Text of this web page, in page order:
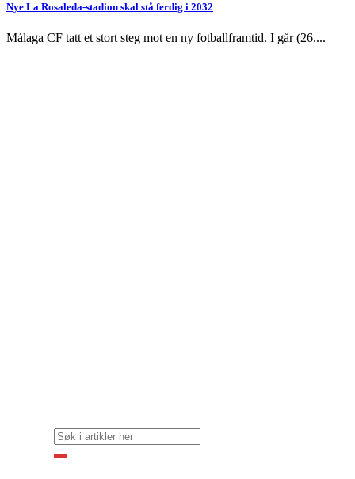
Nye La Rosaleda-stadion skal stå ferdig i 2032
Málaga CF tatt et stort steg mot en ny fotballframtid. I går (26....